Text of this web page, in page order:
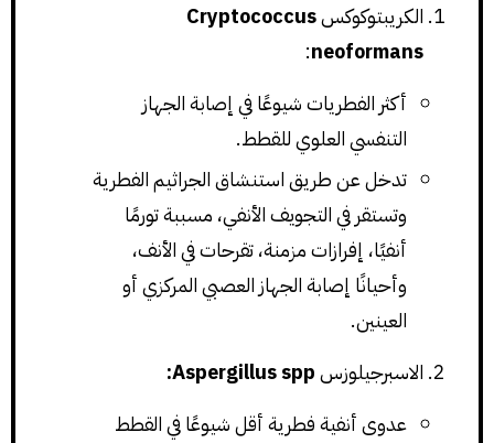
الكريبتوكوكسCryptococcus
neoformans
:
أكثر الفطريات شيوعًا في إصابة الجهاز
التنفسي العلوي للقطط.
تدخل عن طريق استنشاق الجراثيم الفطرية
وتستقر في التجويف الأنفي، مسببة تورمًا
أنفيًا، إفرازات مزمنة، تقرحات في الأنف،
وأحيانًا إصابة الجهاز العصبي المركزي أو
العينين.
الاسبرجيلوزسAspergillus spp:
عدوى أنفية فطرية أقل شيوعًا في القطط